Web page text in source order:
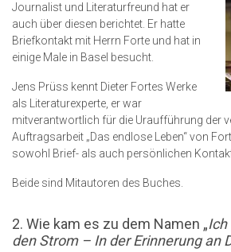
Journalist und Literaturfreund hat er
auch über diesen berichtet. Er hatte
Briefkontakt mit Herrn Forte und hat in
einige Male in Basel besucht.
Jens Prüss kennt Dieter Fortes Werke
als Literaturexperte, er war
mitverantwortlich für die Uraufführung der
Auftragsarbeit „Das endlose Leben“ von
sowohl Brief- als auch persönlichen
Beide sind Mitautoren des Buches.
2. Wie kam es zu dem Namen „Ich
den Strom – In der Erinnerung an